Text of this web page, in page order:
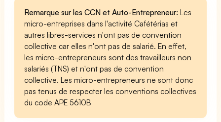
Remarque sur les CCN et Auto-Entrepreneur: Les
micro-entreprises dans l'activité Cafétérias et
autres libres-services n'ont pas de convention
collective car elles n'ont pas de salarié. En effet,
les micro-entrepreneurs sont des travailleurs non
salariés (TNS) et n'ont pas de convention
collective. Les micro-entrepreneurs ne sont donc
pas tenus de respecter les conventions collectives
du code APE 5610B